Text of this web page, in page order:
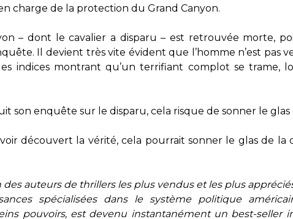
charge de la protection du Grand Canyon.
– dont le cavalier a disparu – est retrouvée morte,
Il devient très vite évident que l’homme n’est pas
indices montrant qu’un terrifiant complot se trame,
son enquête sur le disparu, cela risque de sonner le glas
découvert la vérité, cela pourrait sonner le glas de la
des auteurs de thrillers les plus vendus et les plus
spécialisées dans le système politique
pouvoirs, est devenu instantanément un best-seller